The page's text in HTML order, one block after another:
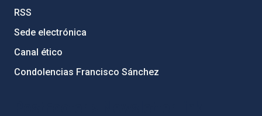
RSS
Sede electrónica
Canal ético
Condolencias Francisco Sánchez